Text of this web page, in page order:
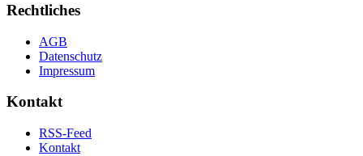
Rechtliches
AGB
Datenschutz
Impressum
Kontakt
RSS-Feed
Kontakt